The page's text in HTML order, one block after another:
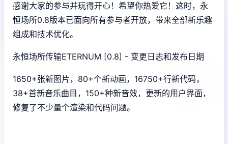
感谢大家的参与并玩得开心！希望你热爱它！这时，永
恒场所0.8版本已面向所有参与者开放，带来全部新乐趣
组成和技术优化。
永恒场所传输ETERNUM [0.8] - 变更日志和发布日期
1650+张新图片，80+个新动画，16750+行新代码，
38+首新音乐曲目，150+种新音效，更新的用户界面，
修复了不少量个渲染和代码问题。